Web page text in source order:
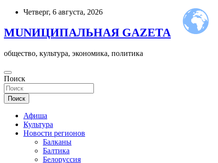
Skip
content
Четверг, 6 августа, 2026
MUNИЦИПАЛЬНАЯ GAZЕТА
общество, культура, экономика, политика
Поиск
Поиск
Афиша
Культура
Новости регионов
Балканы
Балтика
Белоруссия